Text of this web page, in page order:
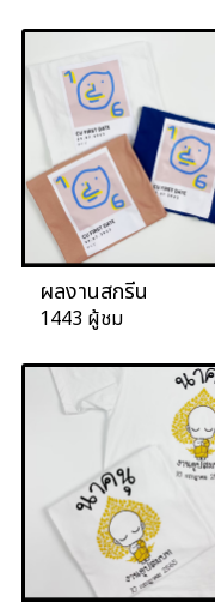
ผลงานสกรีน
1443 ผู้ชม